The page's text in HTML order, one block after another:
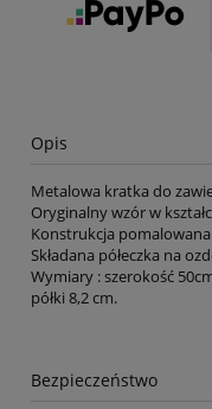
Opis
Metalowa kratka do
Oryginalny wzór w
Konstrukcja
Składana półeczka na
Wymiary : szerokość
półki 8,2 cm.
Bezpieczeństwo